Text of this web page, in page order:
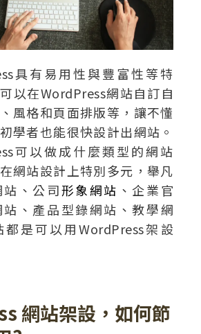
具有易用性與豐富性等特
以在WordPress網站自訂自
風格和頁面排版等，讓不懂
學者也能很快設計出網站。
可以做成什麼類型的網站
網站設計上特別多元，舉凡
、公司形象網站 、企業官
、產品型錄網站、教學網
是可以用WordPress架設
網站架設，如何節